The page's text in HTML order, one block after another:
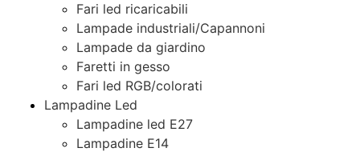
Fari led ricaricabili
Lampade industriali/Capannoni
Lampade da giardino
Faretti in gesso
Fari led RGB/colorati
Lampadine Led
Lampadine led E27
Lampadine E14